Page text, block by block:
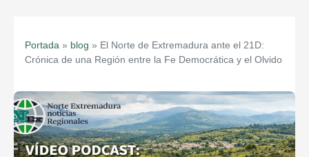
Portada » blog » El Norte de Extremadura ante el 21D:
Crónica de una Región entre la Fe Democrática y el Olvido